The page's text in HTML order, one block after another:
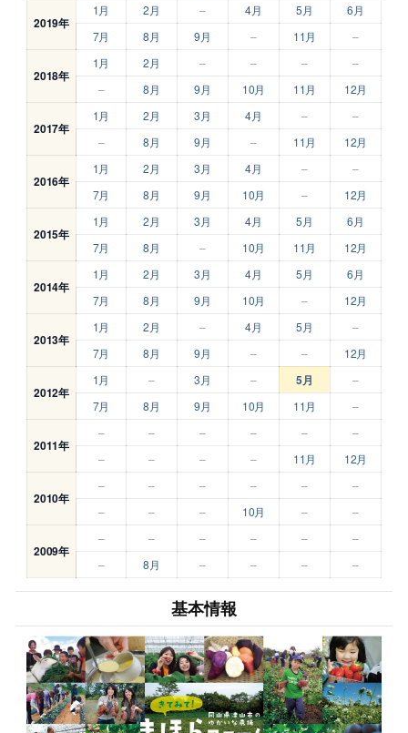
2019年
1月 2月 – 4月 5月
6月
7月
8月 9月 – 11月 –
2018年
1月 2月 – – –
–
–
8月 9月 10月 11月 12月
2017年
1月 2月 3月 4月 –
–
–
8月 9月 – 11月 12月
2016年
1月 2月 3月 4月 –
–
7月
8月 9月 10月 – 12月
2015年
1月 2月 3月 4月 5月
6月
7月
8月 – 10月 11月 12月
2014年
1月 2月 3月 4月 5月
6月
7月
8月 9月 10月 – 12月
2013年
1月 2月 – 4月 5月
–
7月
8月 9月 – – 12月
2012年
1月 – 3月 – 5月
–
7月
8月 9月 10月 11月 –
2011年
– – – – –
–
–
– – – 11月 12月
2010年
– – – – –
–
–
– – 10月 – –
2009年
– – – – –
–
–
8月 – – – –
基本情報